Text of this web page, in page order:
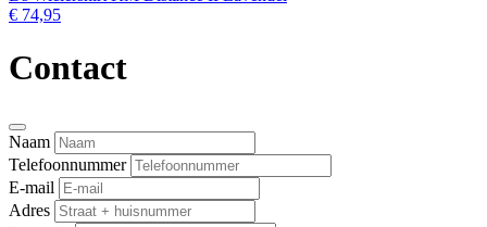
€ 74,95
Contact
Naam
Telefoonnummer
E-mail
Adres